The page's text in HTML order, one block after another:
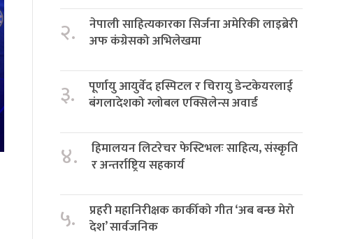
२.
नेपाली साहित्यकारका सिर्जना अमेरिकी लाइब्रेरी
अफ कंग्रेसको अभिलेखमा
३.
पूर्णायु आयुर्वेद हस्पिटल र चिरायु डेन्टकेयरलाई
बंगलादेशको ग्लोबल एक्सिलेन्स अवार्ड
४.
हिमालयन लिटरेचर फेस्टिभलः साहित्य, संस्कृति
र अन्तर्राष्ट्रिय सहकार्य
५.
प्रहरी महानिरीक्षक कार्कीको गीत ‘अब बन्छ मेरो
देश’ सार्वजनिक